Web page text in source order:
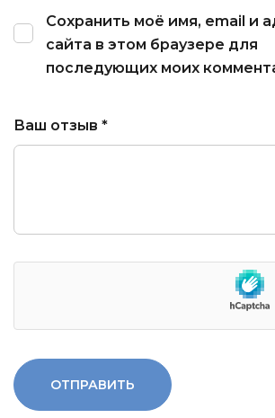
Сохранить моё имя, email и
сайта в этом браузере для
последующих моих
Ваш отзыв *